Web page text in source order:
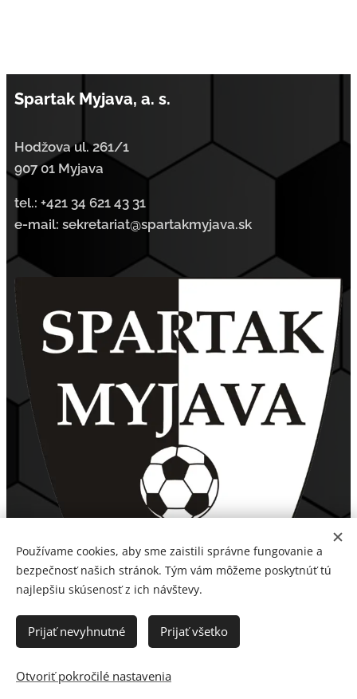
Spartak Myjava, a. s.
Hodžova ul. 261/1
907 01 Myjava
tel.: +421 34 621 43 31
e-mail: sekretariat@spartakmyjava.sk
Spartak Myjava, a. s. 2026
Používame cookies, aby sme zaistili správne fungovanie a
bezpečnosť našich stránok. Tým vám môžeme poskytnúť tú
najlepšiu skúsenosť z ich návštevy.
Prijať nevyhnutné Prijať všetko
Otvoriť pokročilé nastavenia